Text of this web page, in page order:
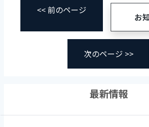
<< 前のページ
お
次のページ >>
最新情報